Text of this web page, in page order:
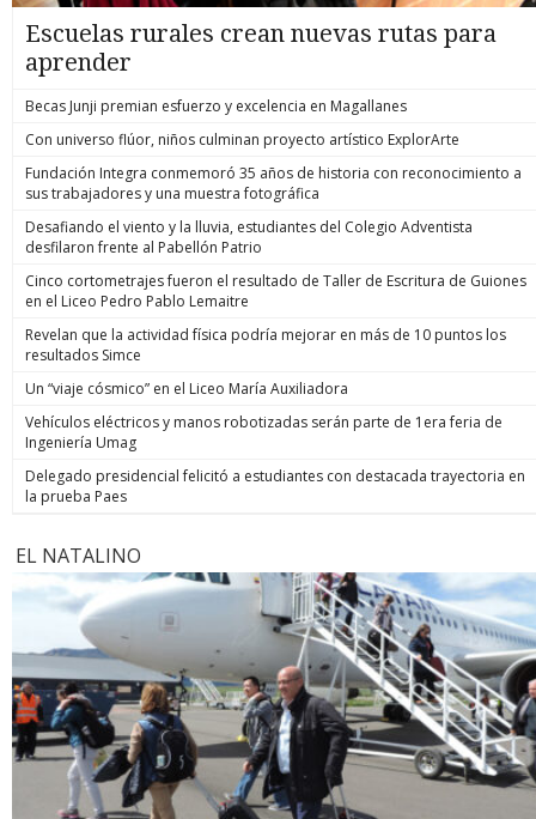
Escuelas rurales crean nuevas rutas para
aprender
Becas Junji premian esfuerzo y excelencia en Magallanes
Con universo flúor, niños culminan proyecto artístico ExplorArte
Fundación Integra conmemoró 35 años de historia con reconocimiento a
sus trabajadores y una muestra fotográfica
Desafiando el viento y la lluvia, estudiantes del Colegio Adventista
desfilaron frente al Pabellón Patrio
Cinco cortometrajes fueron el resultado de Taller de Escritura de Guiones
en el Liceo Pedro Pablo Lemaitre
Revelan que la actividad física podría mejorar en más de 10 puntos los
resultados Simce
Un “viaje cósmico” en el Liceo María Auxiliadora
Vehículos eléctricos y manos robotizadas serán parte de 1era feria de
Ingeniería Umag
Delegado presidencial felicitó a estudiantes con destacada trayectoria en
la prueba Paes
EL NATALINO